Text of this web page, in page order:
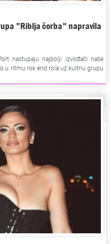
"Riblja čorba" napravila
nastupaju najbolji izvođači naše
u ritmu rok end rola uz kultnu grupu